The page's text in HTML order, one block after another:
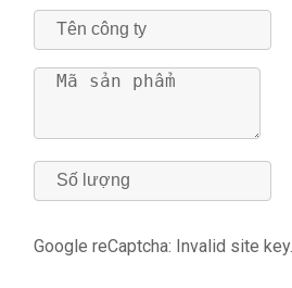
Google reCaptcha: Invalid site key.